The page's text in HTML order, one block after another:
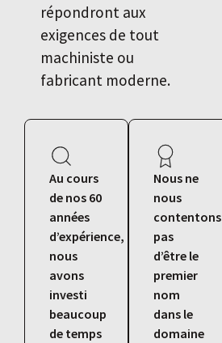
répondront aux
exigences de tout
machiniste ou
fabricant moderne.
Au cours
de nos 60
années
d’expérience,
nous
avons
investi
beaucoup
de temps
Nous ne
nous
contentons
pas
d’être le
premier
nom
dans le
domaine